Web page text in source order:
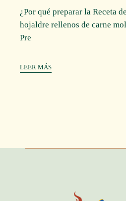
¿Por qué preparar la Receta
hojaldre rellenos de carne
Pre
LEER MÁS